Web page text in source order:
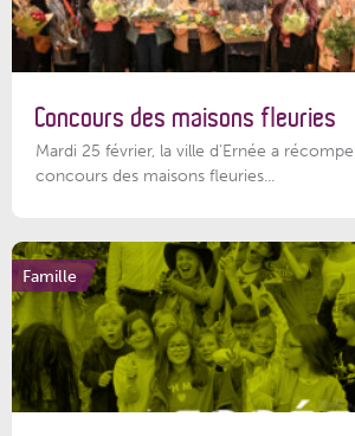
Concours des maisons fleuries
Mardi 25 février, la ville d'Ernée a
concours des maisons fleuries...
Famille